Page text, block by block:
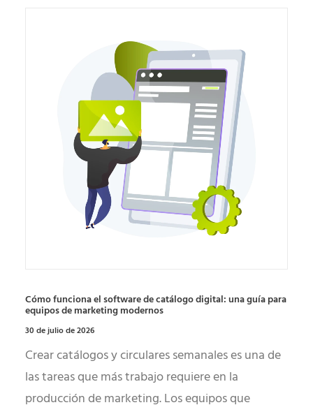
Cómo funciona el software de catálogo digital: una guía para
equipos de marketing modernos
30 de julio de 2026
Crear catálogos y circulares semanales es una de
las tareas que más trabajo requiere en la
producción de marketing. Los equipos que